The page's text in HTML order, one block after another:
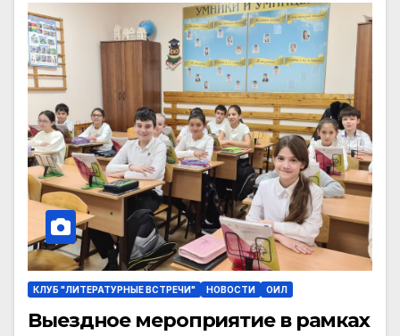
КЛУБ "ЛИТЕРАТУРНЫЕ ВСТРЕЧИ" НОВОСТИ ОИЛ
Выездное мероприятие в рамках